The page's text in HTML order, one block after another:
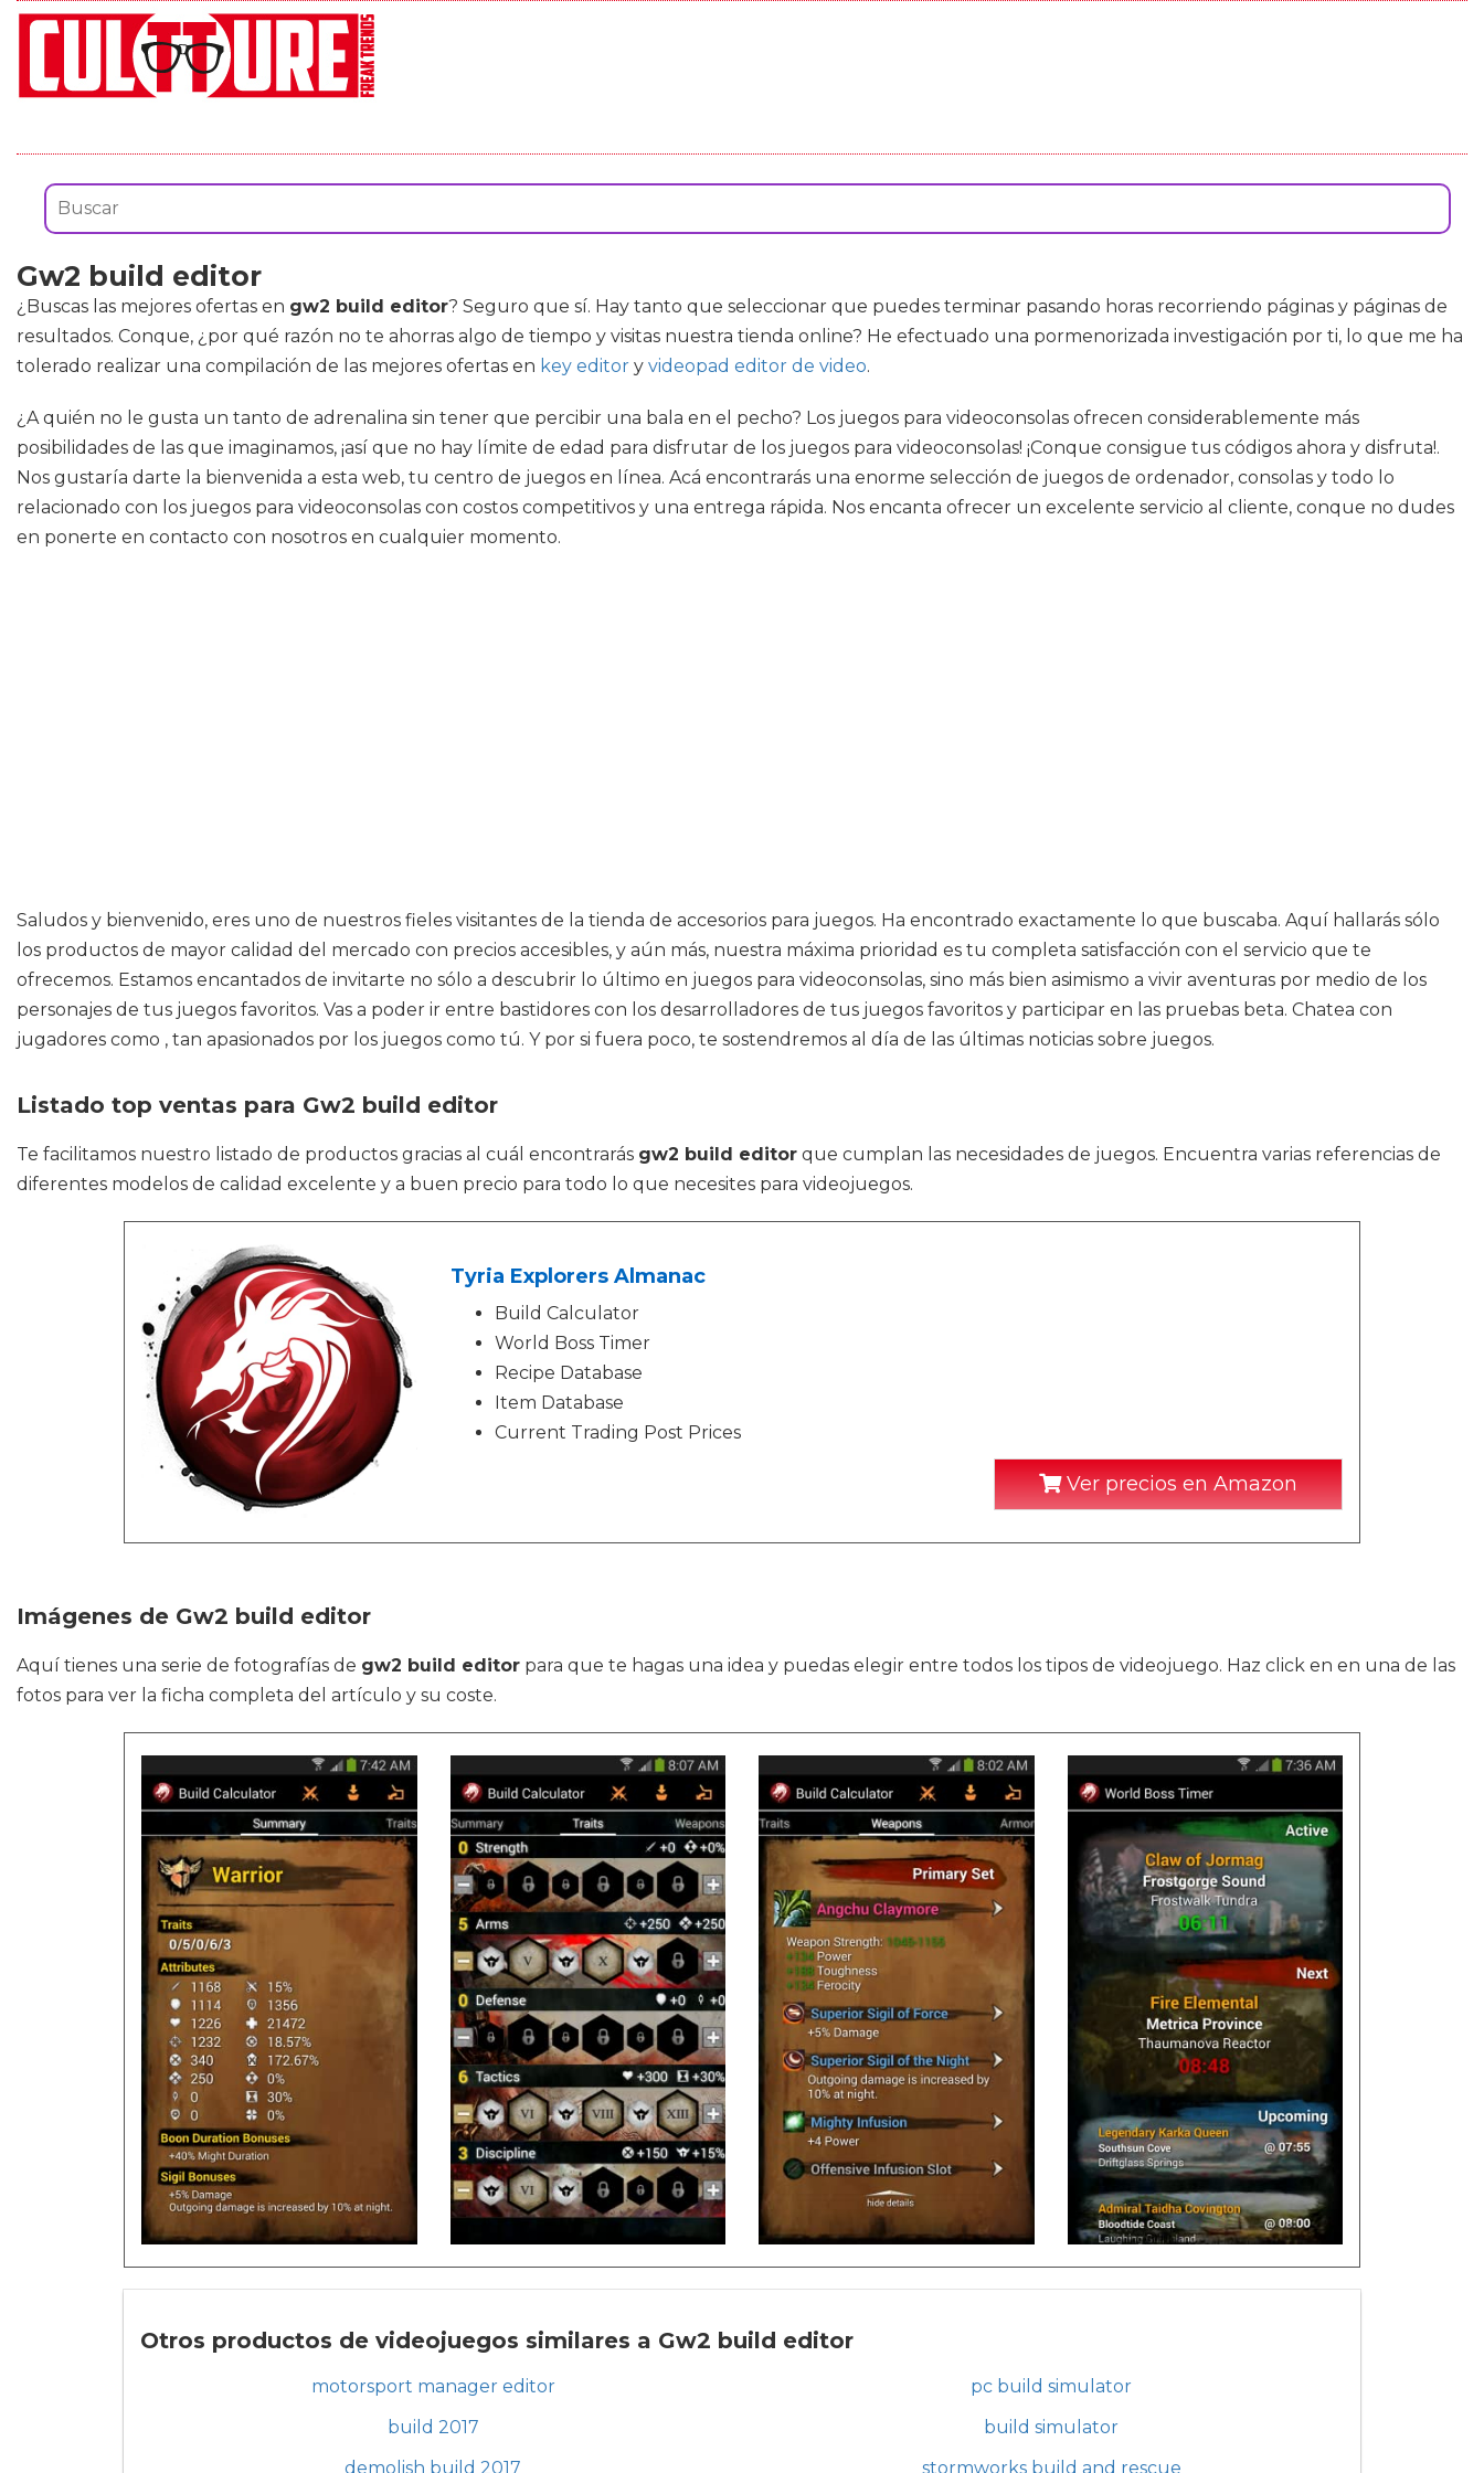
Gw2 build editor
¿Buscas las mejores ofertas en gw2 build editor? Seguro que sí. Hay tanto que seleccionar que puedes terminar pasando horas recorriendo páginas y páginas de
resultados. Conque, ¿por qué razón no te ahorras algo de tiempo y visitas nuestra tienda online? He efectuado una pormenorizada investigación por ti, lo que me ha
tolerado realizar una compilación de las mejores ofertas en key editor y videopad editor de video.
¿A quién no le gusta un tanto de adrenalina sin tener que percibir una bala en el pecho? Los juegos para videoconsolas ofrecen considerablemente más
posibilidades de las que imaginamos, ¡así que no hay límite de edad para disfrutar de los juegos para videoconsolas! ¡Conque consigue tus códigos ahora y disfruta!.
Nos gustaría darte la bienvenida a esta web, tu centro de juegos en línea. Acá encontrarás una enorme selección de juegos de ordenador, consolas y todo lo
relacionado con los juegos para videoconsolas con costos competitivos y una entrega rápida. Nos encanta ofrecer un excelente servicio al cliente, conque no dudes
en ponerte en contacto con nosotros en cualquier momento.
Saludos y bienvenido, eres uno de nuestros fieles visitantes de la tienda de accesorios para juegos. Ha encontrado exactamente lo que buscaba. Aquí hallarás sólo
los productos de mayor calidad del mercado con precios accesibles, y aún más, nuestra máxima prioridad es tu completa satisfacción con el servicio que te
ofrecemos. Estamos encantados de invitarte no sólo a descubrir lo último en juegos para videoconsolas, sino más bien asimismo a vivir aventuras por medio de los
personajes de tus juegos favoritos. Vas a poder ir entre bastidores con los desarrolladores de tus juegos favoritos y participar en las pruebas beta. Chatea con
jugadores como , tan apasionados por los juegos como tú. Y por si fuera poco, te sostendremos al día de las últimas noticias sobre juegos.
Listado top ventas para Gw2 build editor
Te facilitamos nuestro listado de productos gracias al cuál encontrarás gw2 build editor que cumplan las necesidades de juegos. Encuentra varias referencias de
diferentes modelos de calidad excelente y a buen precio para todo lo que necesites para videojuegos.
Tyria Explorers Almanac
Build Calculator
World Boss Timer
Recipe Database
Item Database
Current Trading Post Prices
Ver precios en Amazon
Imágenes de Gw2 build editor
Aquí tienes una serie de fotografías de gw2 build editor para que te hagas una idea y puedas elegir entre todos los tipos de videojuego. Haz click en en una de las
fotos para ver la ficha completa del artículo y su coste.
Otros productos de videojuegos similares a Gw2 build editor
motorsport manager editor
pc build simulator
build 2017
build simulator
demolish build 2017
stormworks build and rescue